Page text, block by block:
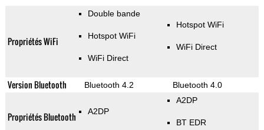
Propriétés WiFi
Double bande
Hotspot WiFi
WiFi Direct
Hotspot WiFi
WiFi Direct
Version Bluetooth Bluetooth 4.2 Bluetooth 4.0
Propriétés Bluetooth A2DP
A2DP
BT EDR